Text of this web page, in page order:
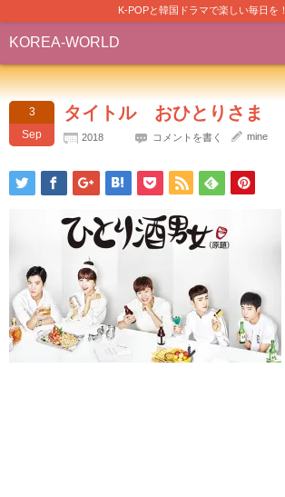
K-POPと韓国ドラマで楽しい毎日を！
KOREA-WORLD
3
Sep
タイトル おひとりさま
2018 コメントを書く mine